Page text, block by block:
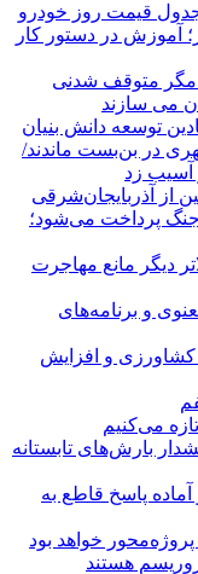
قیمت روز خودرو
آموزش در دستور کار
سیلیکن ولیِ تهران؛ این ایران نسل Z مگر متوقف شدنی
می سازند
توسعه دانش بنیان
در بن‌بست ماندند/
پرداخت می‌شود؛
دیگر مانع مهاجرت
و برنامه‌های
کشاورزی و افزایش
می‌کنیم
در راه ۳ استان؛ هشدار بارش‌های تابستانه
پاسخ قاطع به
پروژه‌محور خواهد بود
هستند